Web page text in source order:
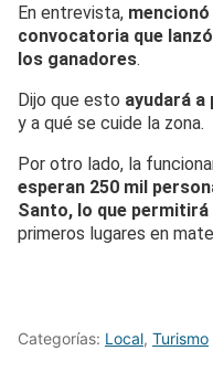
En entrevista,
convocatoria que
los ganadores.
Dijo que esto ayudará
y a qué se cuide la zona.
Por otro lado, la
esperan 250 mil
Santo, lo que
primeros lugares en
Categorías: Local, Turismo